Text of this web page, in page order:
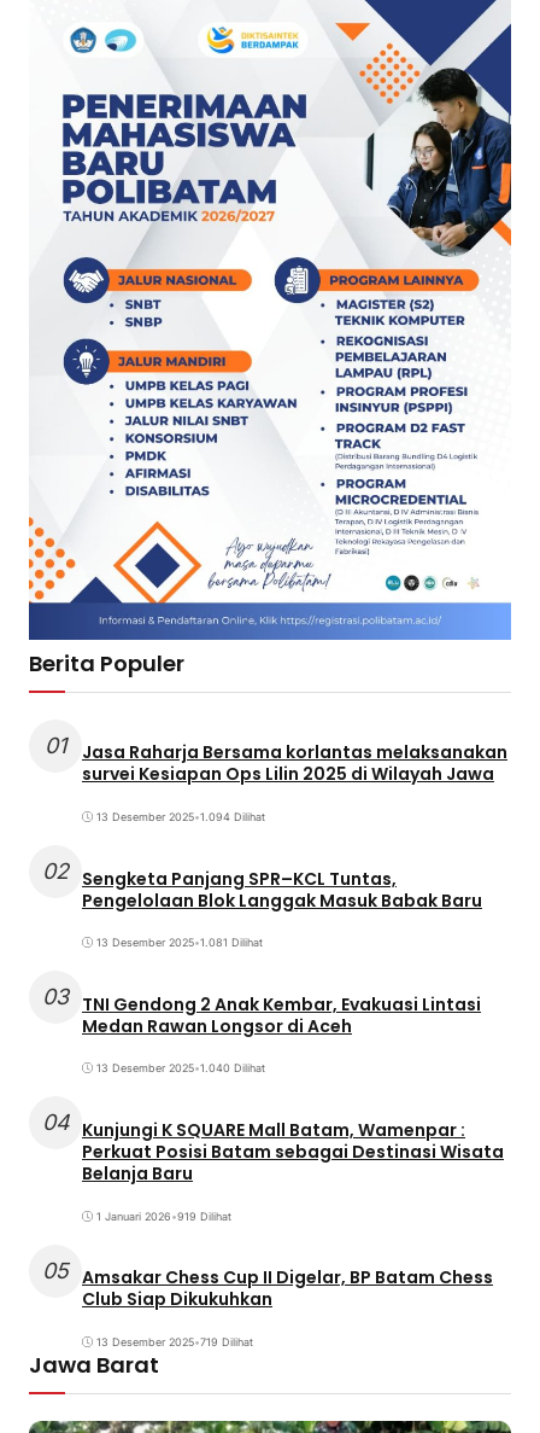
Berita Populer
01
Jasa Raharja Bersama korlantas melaksanakan
survei Kesiapan Ops Lilin 2025 di Wilayah Jawa
13 Desember 2025•1.094 Dilihat
02 Sengketa Panjang SPR–KCL Tuntas,
Pengelolaan Blok Langgak Masuk Babak Baru
13 Desember 2025•1.081 Dilihat
03 TNI Gendong 2 Anak Kembar, Evakuasi Lintasi
Medan Rawan Longsor di Aceh
13 Desember 2025•1.040 Dilihat
04 Kunjungi K SQUARE Mall Batam, Wamenpar :
Perkuat Posisi Batam sebagai Destinasi Wisata
Belanja Baru
1 Januari 2026•919 Dilihat
05 Amsakar Chess Cup II Digelar, BP Batam Chess
Club Siap Dikukuhkan
13 Desember 2025•719 Dilihat
Jawa Barat